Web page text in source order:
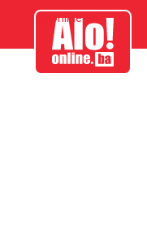
aloonline.ba